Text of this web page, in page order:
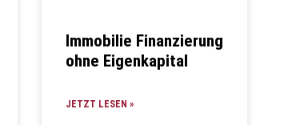
Immobilie Finanzierung
ohne Eigenkapital
JETZT LESEN »